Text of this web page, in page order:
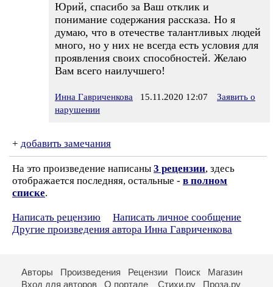
Юрий, спасибо за Ваш отклик и
понимание содержания рассказа. Но я
думаю, что в отечестве талантливых людей
много, но у них не всегда есть условия для
проявления своих способностей. Желаю
Вам всего наилучшего!
Инна Гавриченкова 15.11.2020 12:07
Заявить о
нарушении
+ добавить замечания
На это произведение написаны 3 рецензии, здесь
отображается последняя, остальные - в полном
списке.
Написать рецензию
Написать личное сообщение
Другие произведения автора Инна Гавриченкова
Авторы Произведения Рецензии Поиск
Магазин
Вход для авторов
О портале Стихи.ру Проза.ру